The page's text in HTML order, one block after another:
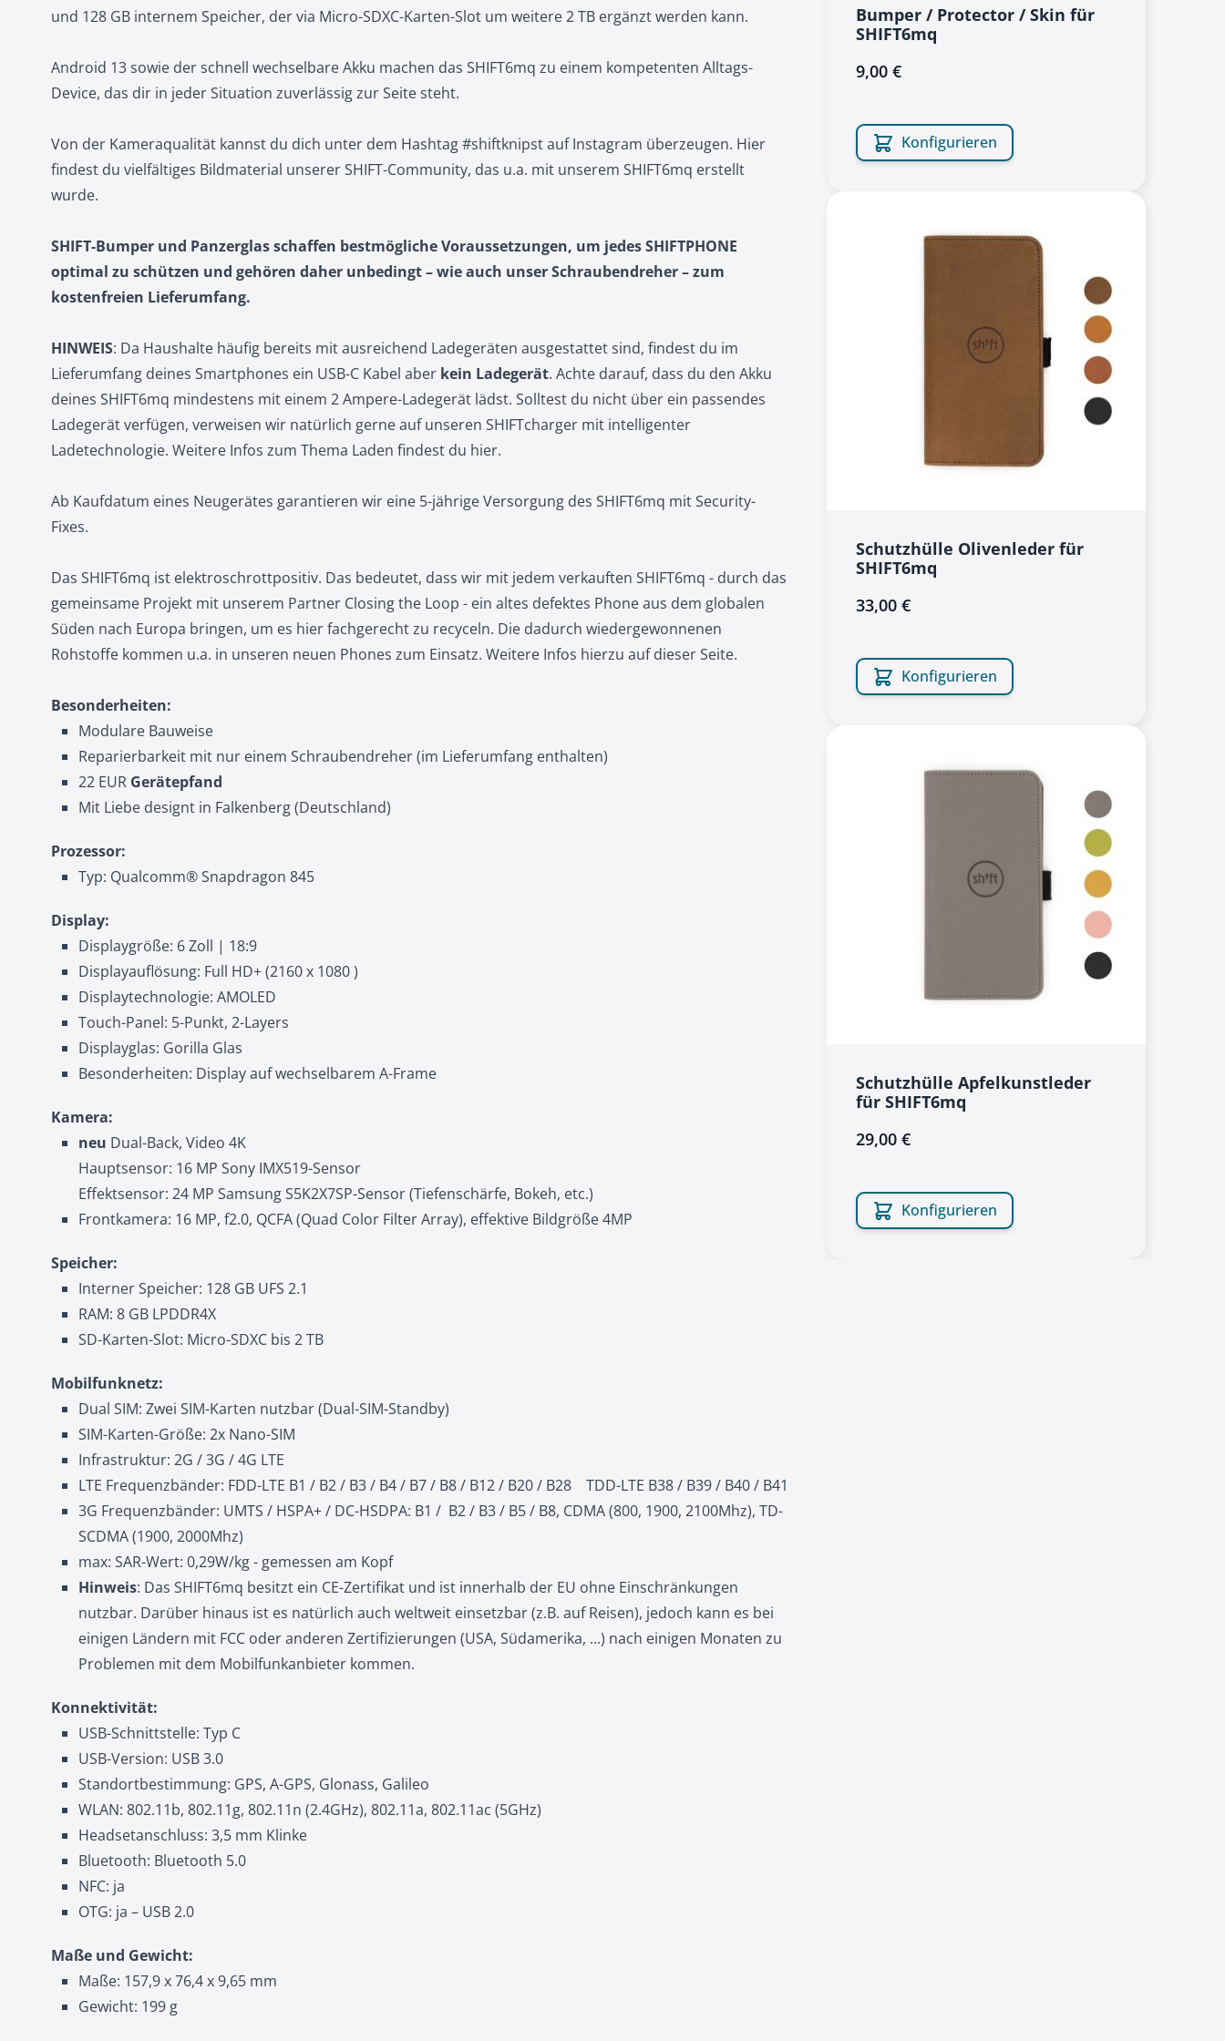
und 128 GB internem Speicher, der via Micro-SDXC-Karten-Slot um weitere 2 TB ergänzt werden kann.
Android 13 sowie der schnell wechselbare Akku machen das SHIFT6mq zu einem kompetenten Alltags-
Device, das dir in jeder Situation zuverlässig zur Seite steht.
Von der Kameraqualität kannst du dich unter dem Hashtag#shiftknipstauf Instagram überzeugen. Hier
findest du vielfältiges Bildmaterial unserer SHIFT-Community, das u.a. mit unserem SHIFT6mq erstellt
wurde.
SHIFT-Bumper und Panzerglas schaffen bestmögliche Voraussetzungen, um jedes SHIFTPHONE
optimal zu schützen und gehören daher unbedingt – wie auch unser Schraubendreher – zum
kostenfreien Lieferumfang.
HINWEIS: Da Haushalte häufig bereits mit ausreichend Ladegeräten ausgestattet sind, findest du im
Lieferumfang deines Smartphones ein USB-C Kabel aber kein Ladegerät. Achte darauf, dass du den Akku
deines SHIFT6mq mindestens mit einem 2 Ampere-Ladegerät lädst. Solltest du nicht über ein passendes
Ladegerät verfügen, verweisen wir natürlich gerne auf unseren SHIFTcharger mit intelligenter
Ladetechnologie. Weitere Infos zum Thema Laden findest du hier.
Ab Kaufdatum eines Neugerätes garantieren wir eine 5-jährige Versorgung des SHIFT6mq mit Security-
Fixes.
Das SHIFT6mq ist elektroschrottpositiv. Das bedeutet, dass wir mit jedem verkauften SHIFT6mq - durch das
gemeinsame Projekt mit unserem Partner Closing the Loop - ein altes defektes Phone aus dem globalen
Süden nach Europa bringen, um es hier fachgerecht zu recyceln. Die dadurch wiedergewonnenen
Rohstoffe kommen u.a. in unseren neuen Phones zum Einsatz. Weitere Infos hierzu auf dieserSeite.
Besonderheiten:
Modulare Bauweise
Reparierbarkeit mit nur einem Schraubendreher (im Lieferumfang enthalten)
22 EUR Gerätepfand
Mit Liebe designt in Falkenberg (Deutschland)
Prozessor:
Typ: Qualcomm® Snapdragon 845
Display:
Displaygröße: 6 Zoll | 18:9
Displayauflösung: Full HD+ (2160 x 1080 )
Displaytechnologie: AMOLED
Touch-Panel: 5-Punkt, 2-Layers
Displayglas: Gorilla Glas
Besonderheiten: Display auf wechselbarem A-Frame
Kamera:
neu Dual-Back, Video 4K
Hauptsensor: 16 MP Sony IMX519-Sensor
Effektsensor: 24 MP Samsung S5K2X7SP-Sensor (Tiefenschärfe, Bokeh, etc.)
Frontkamera: 16 MP, f2.0, QCFA (Quad Color Filter Array), effektive Bildgröße 4MP
Speicher:
Interner Speicher: 128 GB UFS 2.1
RAM: 8 GB LPDDR4X
SD-Karten-Slot: Micro-SDXC bis 2 TB
Mobilfunknetz:
Dual SIM: Zwei SIM-Karten nutzbar (Dual-SIM-Standby)
SIM-Karten-Größe: 2x Nano-SIM
Infrastruktur: 2G / 3G / 4G LTE
LTE Frequenzbänder: FDD-LTE B1 / B2 / B3 / B4 / B7 / B8 / B12 / B20 / B28 TDD-LTE B38 / B39 / B40 / B41
3G Frequenzbänder: UMTS / HSPA+ / DC-HSDPA: B1 / B2 / B3 / B5 / B8, CDMA (800, 1900, 2100Mhz), TD-
SCDMA (1900, 2000Mhz)
max: SAR-Wert: 0,29W/kg - gemessen am Kopf
Hinweis: Das SHIFT6mq besitzt ein CE-Zertifikat und ist innerhalb der EU ohne Einschränkungen
nutzbar. Darüber hinaus ist es natürlich auch weltweit einsetzbar (z.B. auf Reisen), jedoch kann es bei
einigen Ländern mit FCC oder anderen Zertifizierungen (USA, Südamerika, ...) nach einigen Monaten zu
Problemen mit dem Mobilfunkanbieter kommen.
Konnektivität:
USB-Schnittstelle: Typ C
USB-Version: USB 3.0
Standortbestimmung: GPS, A-GPS, Glonass, Galileo
WLAN: 802.11b, 802.11g, 802.11n (2.4GHz), 802.11a, 802.11ac (5GHz)
Headsetanschluss: 3,5 mm Klinke
Bluetooth: Bluetooth 5.0
NFC: ja
OTG: ja – USB 2.0
Maße und Gewicht:
Maße: 157,9 x 76,4 x 9,65 mm
Gewicht: 199 g
Bumper / Protector / Skin für
SHIFT6mq
9,00 €
Konfigurieren
Schutzhülle Olivenleder für
SHIFT6mq
33,00 €
Konfigurieren
Schutzhülle Apfelkunstleder
für SHIFT6mq
29,00 €
Konfigurieren